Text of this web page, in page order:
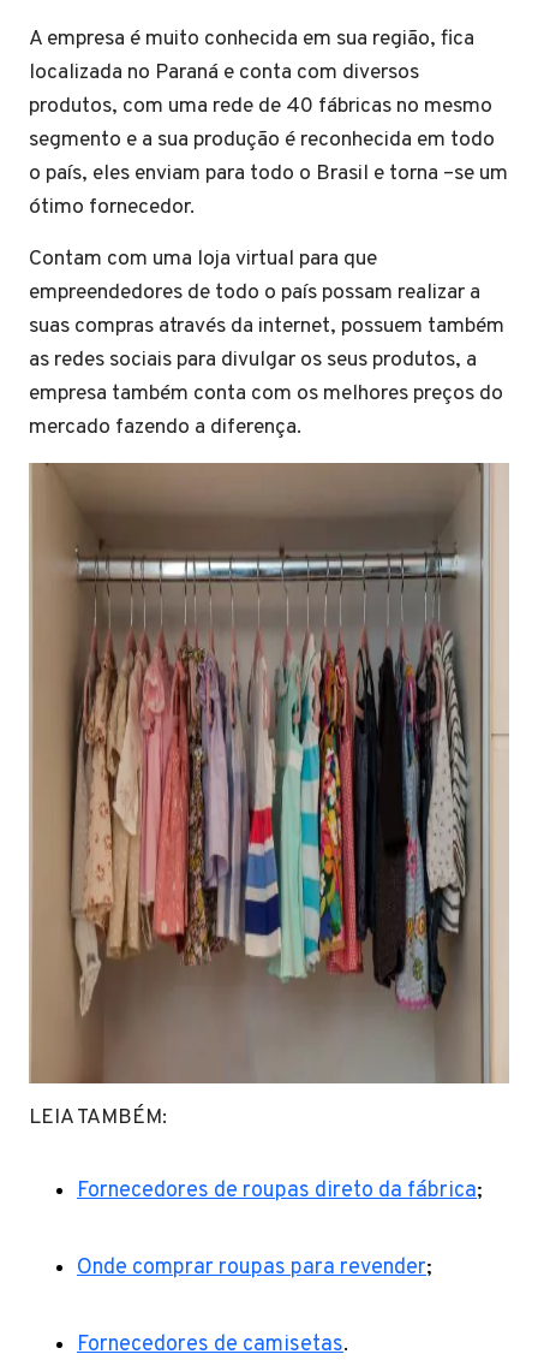
A empresa é muito conhecida em sua região, fica
localizada no Paraná e conta com diversos
produtos, com uma rede de 40 fábricas no mesmo
segmento e a sua produção é reconhecida em todo
o país, eles enviam para todo o Brasil e torna –se um
ótimo fornecedor.
Contam com uma loja virtual para que
empreendedores de todo o país possam realizar a
suas compras através da internet, possuem também
as redes sociais para divulgar os seus produtos, a
empresa também conta com os melhores preços do
mercado fazendo a diferença.
LEIA TAMBÉM:
Fornecedores de roupas direto da fábrica;
Onde comprar roupas para revender;
Fornecedores de camisetas.